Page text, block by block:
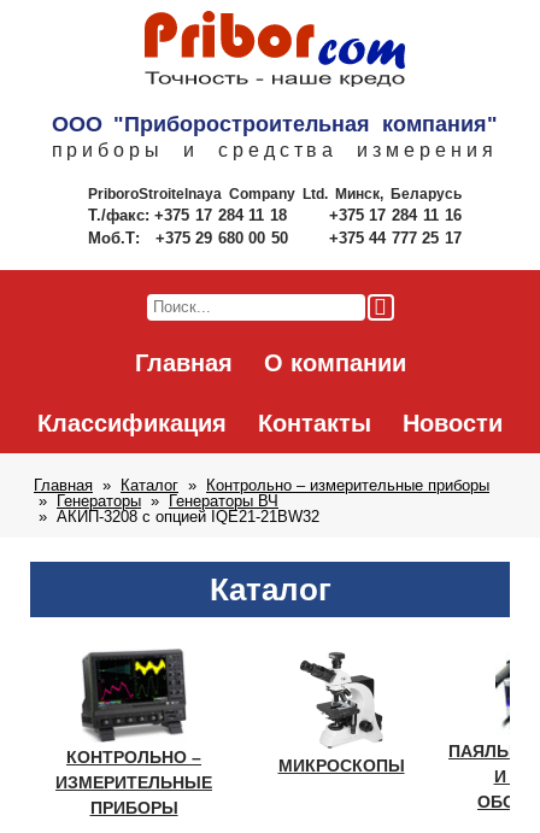
ООО "Приборостроительная компания"
приборы и средства измерения
PriboroStroitelnaya Company Ltd.Минск, Беларусь
Т./факс: +375 17 284 11 18
+375 17 284 11 16
Моб.Т:
+375 29 680 00 50 +375 44 777 25 17
Главная О компании
Классификация Контакты Новости
Главная Каталог
Контрольно – измерительные приборы
Генераторы
Генераторы ВЧ
АКИП-3208 с опцией IQE21-21BW32
Каталог
КОНТРОЛЬНО –
ИЗМЕРИТЕЛЬНЫЕ
ПРИБОРЫ
МИКРОСКОПЫ
И